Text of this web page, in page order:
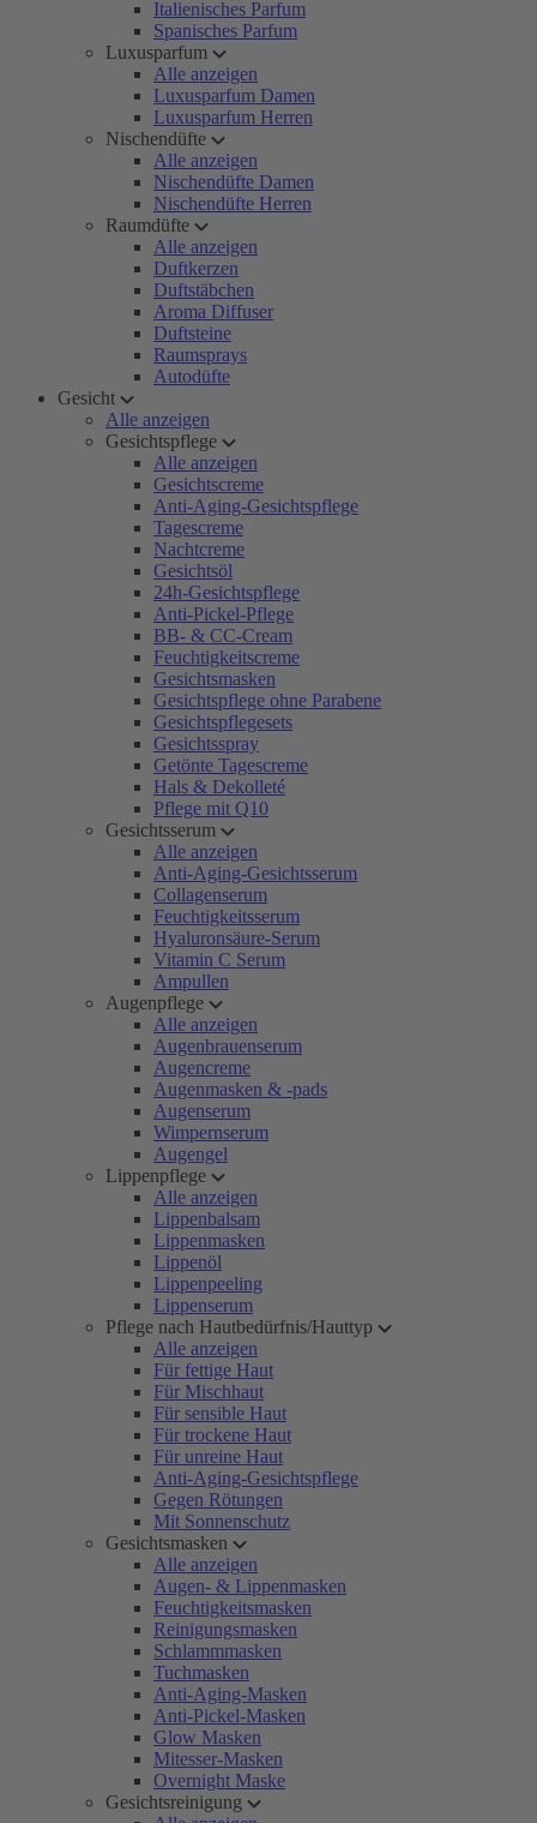
Italienisches Parfum
Spanisches Parfum
Luxusparfum
Alle anzeigen
Luxusparfum Damen
Luxusparfum Herren
Nischendüfte
Alle anzeigen
Nischendüfte Damen
Nischendüfte Herren
Raumdüfte
Alle anzeigen
Duftkerzen
Duftstäbchen
Aroma Diffuser
Duftsteine
Raumsprays
Autodüfte
Gesicht
Alle anzeigen
Gesichtspflege
Alle anzeigen
Gesichtscreme
Anti-Aging-Gesichtspflege
Tagescreme
Nachtcreme
Gesichtsöl
24h-Gesichtspflege
Anti-Pickel-Pflege
BB- & CC-Cream
Feuchtigkeitscreme
Gesichtsmasken
Gesichtspflege ohne Parabene
Gesichtspflegesets
Gesichtsspray
Getönte Tagescreme
Hals & Dekolleté
Pflege mit Q10
Gesichtsserum
Alle anzeigen
Anti-Aging-Gesichtsserum
Collagenserum
Feuchtigkeitsserum
Hyaluronsäure-Serum
Vitamin C Serum
Ampullen
Augenpflege
Alle anzeigen
Augenbrauenserum
Augencreme
Augenmasken & -pads
Augenserum
Wimpernserum
Augengel
Lippenpflege
Alle anzeigen
Lippenbalsam
Lippenmasken
Lippenöl
Lippenpeeling
Lippenserum
Pflege nach Hautbedürfnis/Hauttyp
Alle anzeigen
Für fettige Haut
Für Mischhaut
Für sensible Haut
Für trockene Haut
Für unreine Haut
Anti-Aging-Gesichtspflege
Gegen Rötungen
Mit Sonnenschutz
Gesichtsmasken
Alle anzeigen
Augen- & Lippenmasken
Feuchtigkeitsmasken
Reinigungsmasken
Schlammmasken
Tuchmasken
Anti-Aging-Masken
Anti-Pickel-Masken
Glow Masken
Mitesser-Masken
Overnight Maske
Gesichtsreinigung